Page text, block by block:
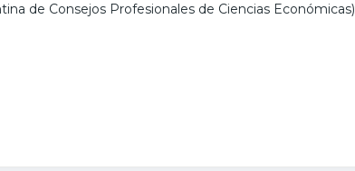
de Consejos Profesionales de Ciencias Económicas)